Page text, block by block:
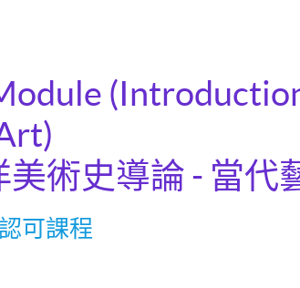
美術史導論 - 當代
可課程